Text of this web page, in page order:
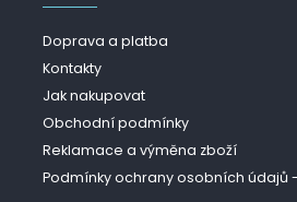
Doprava a platba
Kontakty
Jak nakupovat
Obchodní podmínky
Reklamace a výměna zboží
Podmínky ochrany osobních údajů -